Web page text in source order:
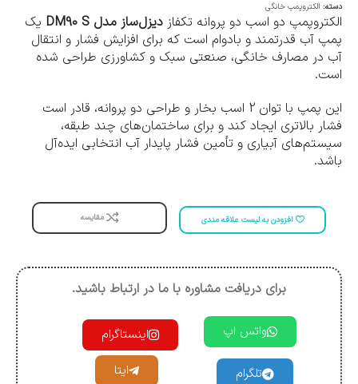
دسته: الکتروپمپ خانگی
الکتروپمپ دو اسب دو پروانه تکفاز دیزل‌ساز مدل DM90 S
یک
پمپ آب قدرتمند و بادوام است که برای افزایش فشار و انتقال
آب در مصارف خانگی، صنعتی سبک و کشاورزی طراحی شده
است.
این پمپ با توان 2 اسب بخار و طراحی دو پروانه، قادر است
فشار بالاتری ایجاد کند و برای ساختمان‌های چند طبقه،
سیستم‌های آبیاری و تأمین فشار پایدار آب انتخابی ایده‌آل
باشد.
افزودن به لیست علاقه مندی مقایسه
برای دریافت مشاوره با ما در ارتباط باشید.
واتس اپ اینستاگرام
تلگرام ایتا